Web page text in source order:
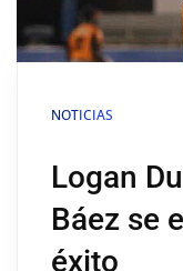
NOTICIAS
Logan
Báez se
éxito